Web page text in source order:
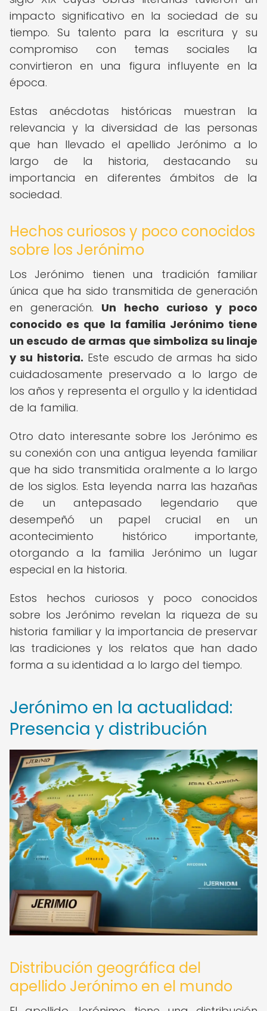
impacto significativo en la sociedad de su
tiempo. Su talento para la escritura y su
compromiso con temas sociales la
convirtieron en una figura influyente en la
época.
Estas anécdotas históricas muestran la
relevancia y la diversidad de las personas
que han llevado el apellido Jerónimo a lo
largo de la historia, destacando su
importancia en diferentes ámbitos de la
sociedad.
Hechos curiosos y poco conocidos
sobre los Jerónimo
Los Jerónimo tienen una tradición familiar
única que ha sido transmitida de generación
en generación. Un hecho curioso y poco
conocido es que la familia Jerónimo tiene
un escudo de armas que simboliza su linaje
y su historia. Este escudo de armas ha sido
cuidadosamente preservado a lo largo de
los años y representa el orgullo y la identidad
de la familia.
Otro dato interesante sobre los Jerónimo es
su conexión con una antigua leyenda familiar
que ha sido transmitida oralmente a lo largo
de los siglos. Esta leyenda narra las hazañas
de un antepasado legendario que
desempeñó un papel crucial en un
acontecimiento histórico importante,
otorgando a la familia Jerónimo un lugar
especial en la historia.
Estos hechos curiosos y poco conocidos
sobre los Jerónimo revelan la riqueza de su
historia familiar y la importancia de preservar
las tradiciones y los relatos que han dado
forma a su identidad a lo largo del tiempo.
Jerónimo en la actualidad:
Presencia y distribución
Distribución geográfica del
apellido Jerónimo en el mundo